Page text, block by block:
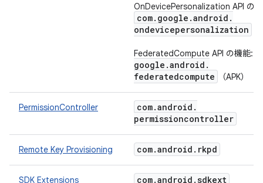
OnDevicePersonalization API の
com. google .android .
ondevicepersonalization
FederatedCompute API の機能:
google .android .
federatedcompute
（APK）
PermissionController com.android .
permissioncontroller
Remote Key Provisioning com.android . rkpd
SDK Extensions com.android .sdkext